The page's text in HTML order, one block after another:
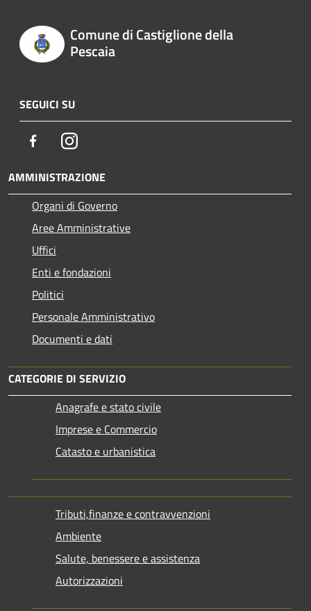
Comune di Castiglione della
Pescaia
SEGUICI SU
FacebookInstagram
AMMINISTRAZIONE
Organi di Governo
Aree Amministrative
Uffici
Enti e fondazioni
Politici
Personale Amministrativo
Documenti e dati
CATEGORIE DI SERVIZIO
Anagrafe e stato civile
Imprese e Commercio
Catasto e urbanistica
Tributi,finanze e contravvenzioni
Ambiente
Salute, benessere e assistenza
Autorizzazioni